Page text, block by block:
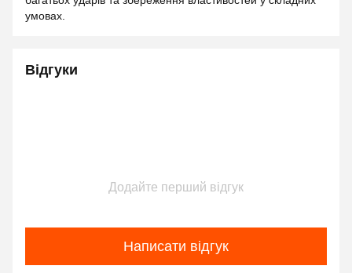
умовах.
Відгуки
Додайте перший відгук
Написати відгук